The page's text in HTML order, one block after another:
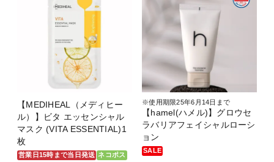
【MEDIHEAL（メディヒー
ル）】ビタ エッセンシャル
マスク (VITA ESSENTIAL)1
枚
営業日15時まで当日発送 ネコポス
※使用期限25年6月14日まで
【hamel(ハメル)】グロウセ
ラバリアフェイシャルローシ
ョン
SALE